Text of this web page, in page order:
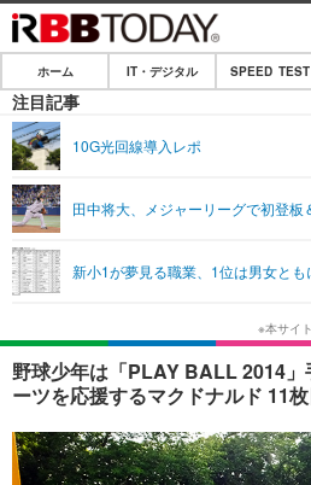
ホーム
IT・デジタル
ショッピング
SPEED TEST
エンタメ
エンタメTOP
音楽
ショッピング
ライフ
ライフTOP
ペット
その他
リリース一覧
プッシュ通知の停止方法
ホーム IT・デジタル SPEED TEST
注目記事
10G光回線導入レポ
田中将大、メジャーリーグで初登板
新小1が夢見る職業、1位は男女と
野球少年は「PLAY BALL 2014
ーツを応援するマクドナルド 11